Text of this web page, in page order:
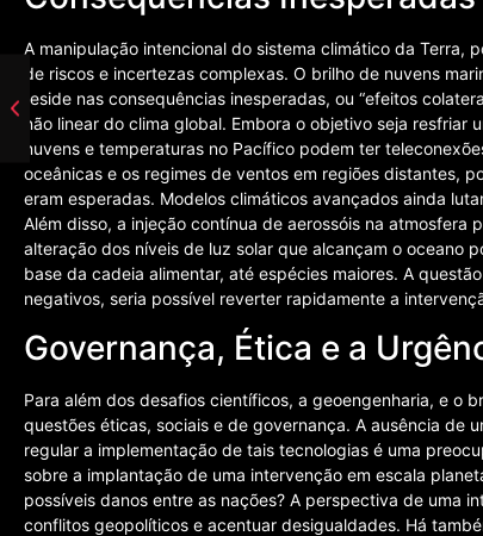
A manipulação intencional do sistema climático da Terra,
de riscos e incertezas complexas. O brilho de nuvens
reside nas consequências inesperadas, ou “efeitos
não linear do clima global. Embora o objetivo seja
nuvens e temperaturas no Pacífico podem ter
oceânicas e os regimes de ventos em regiões distantes,
eram esperadas. Modelos climáticos avançados ainda
Além disso, a injeção contínua de aerossóis na
alteração dos níveis de luz solar que alcançam o oceano
base da cadeia alimentar, até espécies maiores. A
negativos, seria possível reverter rapidamente a
Governança, Ética e a
Para além dos desafios científicos, a geoengenharia, e o
questões éticas, sociais e de governança. A ausência de
regular a implementação de tais tecnologias é uma
sobre a implantação de uma intervenção em escala
possíveis danos entre as nações? A perspectiva de uma
conflitos geopolíticos e acentuar desigualdades. Há